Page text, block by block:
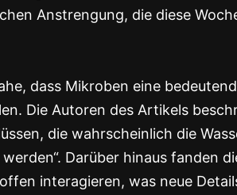
Anstrengung, die diese
dass Mikroben eine
Die Autoren des Artikels
die wahrscheinlich die
Darüber hinaus fanden
interagieren, was neue